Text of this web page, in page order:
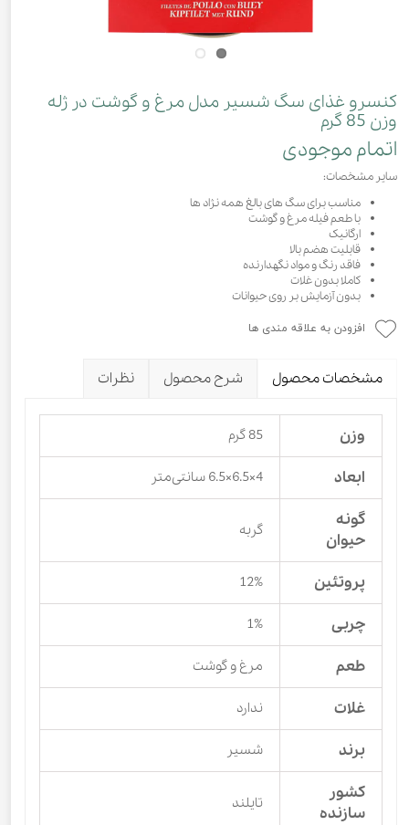
کنسرو غذای سگ شسیر مدل مرغ و گوشت در ژله
وزن 85 گرم
اتمام موجودی
سایر مشخصات:
مناسب برای سگ های بالغ همه نژاد ها
با طعم فیله مرغ و گوشت
ارگانیک
قابلیت هضم بالا
فاقد رنگ و مواد نگهدارنده
کاملا بدون غلات
بدون آزمایش بر روی حیوانات
افزودن به علاقه مندی ها
مشخصات محصول شرح محصول نظرات
وزن 85 گرم
ابعاد 4×6.5×6.5 سانتی‌متر
گونه
حیوان
گربه
پروتئین 12%
چربی 1%
طعم مرغ و گوشت
غلات ندارد
برند شسیر
کشور
سازنده
تایلند